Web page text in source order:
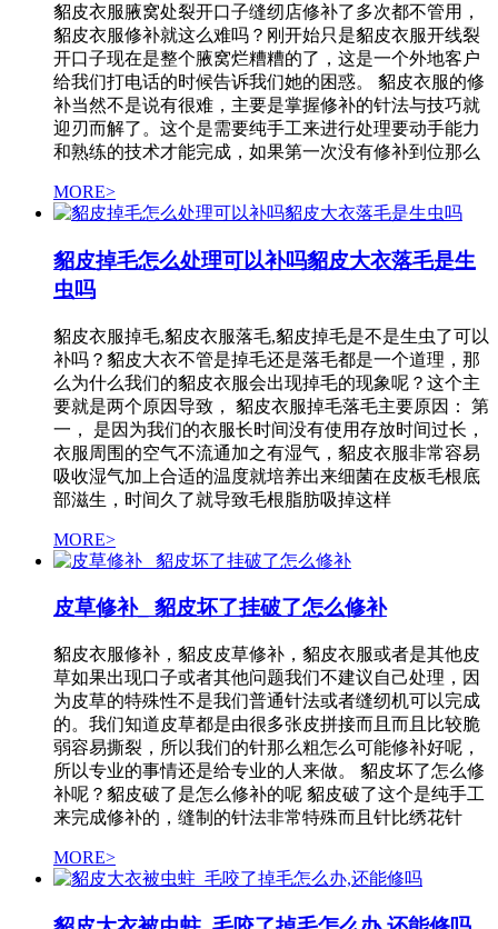
貂皮衣服腋窝处裂开口子缝纫店修补了多次都不管用，
貂皮衣服修补就这么难吗？刚开始只是貂皮衣服开线裂
开口子现在是整个腋窝烂糟糟的了，这是一个外地客户
给我们打电话的时候告诉我们她的困惑。 貂皮衣服的修
补当然不是说有很难，主要是掌握修补的针法与技巧就
迎刃而解了。这个是需要纯手工来进行处理要动手能力
和熟练的技术才能完成，如果第一次没有修补到位那么
MORE>
​貂皮掉毛怎么处理可以补吗貂皮大衣落毛是生
虫吗
貂皮衣服掉毛,貂皮衣服落毛,貂皮掉毛是不是生虫了可以
补吗？貂皮大衣不管是掉毛还是落毛都是一个道理，那
么为什么我们的貂皮衣服会出现掉毛的现象呢？这个主
要就是两个原因导致， 貂皮衣服掉毛落毛主要原因： 第
一， 是因为我们的衣服长时间没有使用存放时间过长，
衣服周围的空气不流通加之有湿气，貂皮衣服非常容易
吸收湿气加上合适的温度就培养出来细菌在皮板毛根底
部滋生，时间久了就导致毛根脂肪吸掉这样
MORE>
皮草修补_ 貂皮坏了挂破了怎么修补
貂皮衣服修补，貂皮皮草修补，貂皮衣服或者是其他皮
草如果出现口子或者其他问题我们不建议自己处理，因
为皮草的特殊性不是我们普通针法或者缝纫机可以完成
的。我们知道皮草都是由很多张皮拼接而且而且比较脆
弱容易撕裂，所以我们的针那么粗怎么可能修补好呢，
所以专业的事情还是给专业的人来做。 貂皮坏了怎么修
补呢？貂皮破了是怎么修补的呢 貂皮破了这个是纯手工
来完成修补的，缝制的针法非常特殊而且针比绣花针
MORE>